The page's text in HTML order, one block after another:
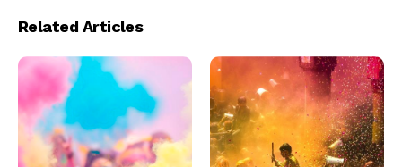
Related Articles